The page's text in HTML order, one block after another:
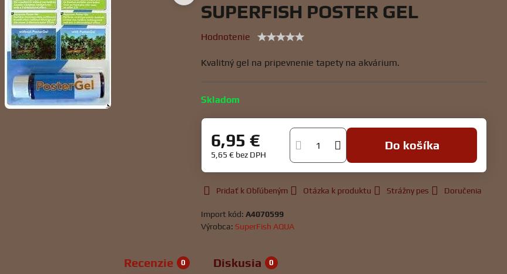
SUPERFISH POSTER GEL
Hodnotenie
Kvalitný gel na pripevnenie tapety na akvárium.
Skladom
6,95 €
5,65 € bez DPH
Do košíka
Pridať k Obľúbeným Otázka k produktu Strážny pes Doručenia
Import kód:A4070599
Výrobca: SuperFish AQUA
Recenzie 0 Diskusia 0